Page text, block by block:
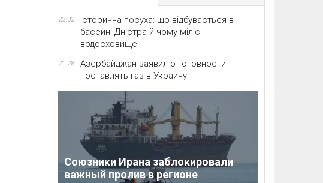
23:32
Історична посуха: що відбувається в
басейні Дністра й чому міліє
водосховище
21:28
Азербайджан заявил о готовности
поставлять газ в Украину
Союзники Ирана заблокировали
важный пролив в регионе